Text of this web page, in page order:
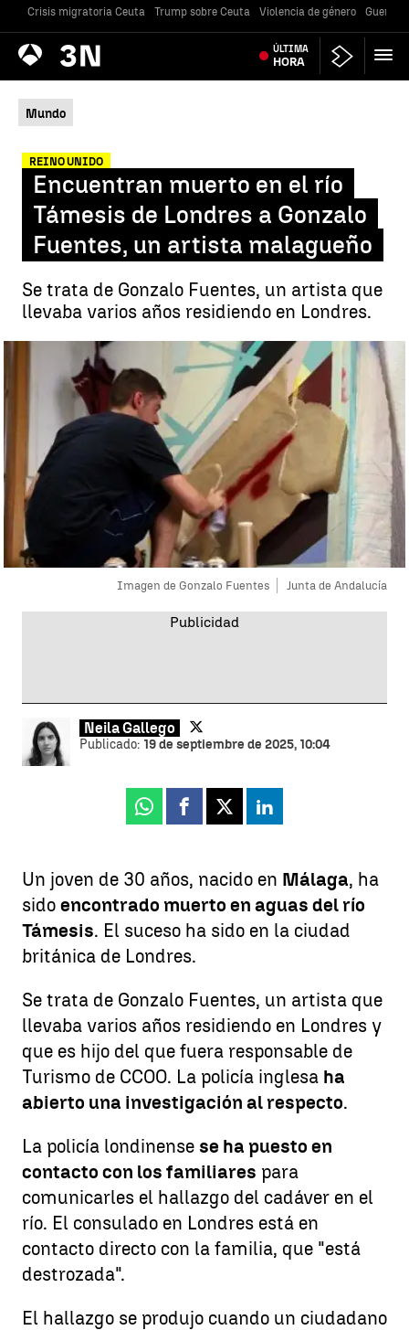
Crisis migratoria Ceuta Trump sobre Ceuta Violencia de género Guerra
Antena
3 Noticias ÚLTIMA
HORA
Mundo
REINO UNIDO
Encuentran muerto en el río
Támesis de Londres a Gonzalo
Fuentes, un artista malagueño
Se trata de Gonzalo Fuentes, un artista que
llevaba varios años residiendo en Londres.
Imagen de Gonzalo Fuentes Junta de Andalucía
Neila Gallego
Publicado: 19 de septiembre de 2025, 10:04
Whatsapp
Facebook
X Linkedin
Un joven de 30 años, nacido en Málaga, ha
sido encontrado muerto en aguas del río
Támesis. El suceso ha sido en la ciudad
británica de Londres.
Se trata de Gonzalo Fuentes, un artista que
llevaba varios años residiendo en Londres y
que es hijo del que fuera responsable de
Turismo de CCOO. La policía inglesa ha
abierto una investigación al respecto.
La policía londinense se ha puesto en
contacto con los familiares para
comunicarles el hallazgo del cadáver en el
río. El consulado en Londres está en
contacto directo con la familia, que "está
destrozada".
El hallazgo se produjo cuando un ciudadano